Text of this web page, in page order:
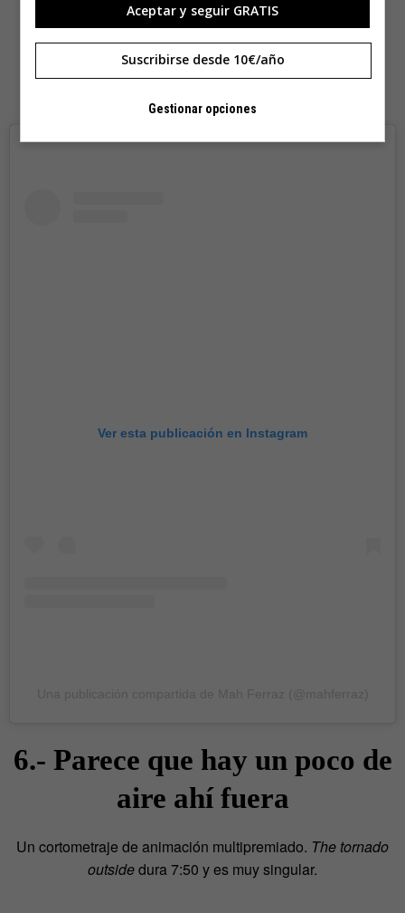
Ver esta publicación en Instagram
6.- Parece que hay un poco de
aire ahí fuera
Un cortometraje de animación multipremiado. The tornado
outsidedura 7:50 y es muy singular.
Aceptar y seguir GRATIS
Suscribirse desde 10€/año
Gestionar opciones